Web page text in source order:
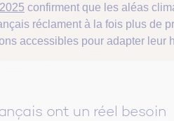
confirment que les aléas
réclament à la fois plus de
accessibles pour adapter leur
ont un réel besoin